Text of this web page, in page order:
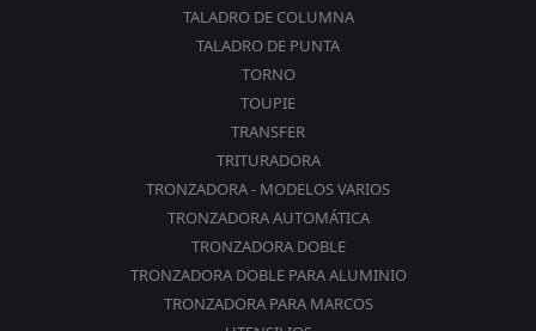
TALADRO DE COLUMNA
TALADRO DE PUNTA
TORNO
TOUPIE
TRANSFER
TRITURADORA
TRONZADORA - MODELOS VARIOS
TRONZADORA AUTOMÁTICA
TRONZADORA DOBLE
TRONZADORA DOBLE PARA ALUMINIO
TRONZADORA PARA MARCOS